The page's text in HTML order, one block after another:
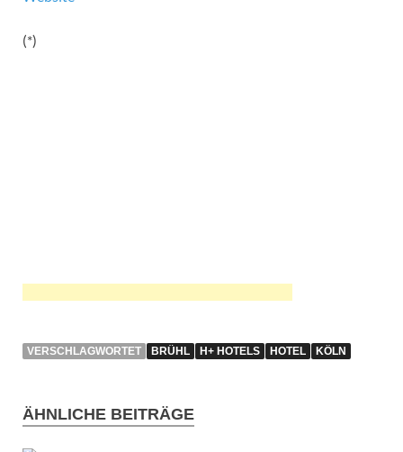
(*)
VERSCHLAGWORTET BRÜHL H+ HOTELS HOTEL KÖLN
ÄHNLICHE BEITRÄGE